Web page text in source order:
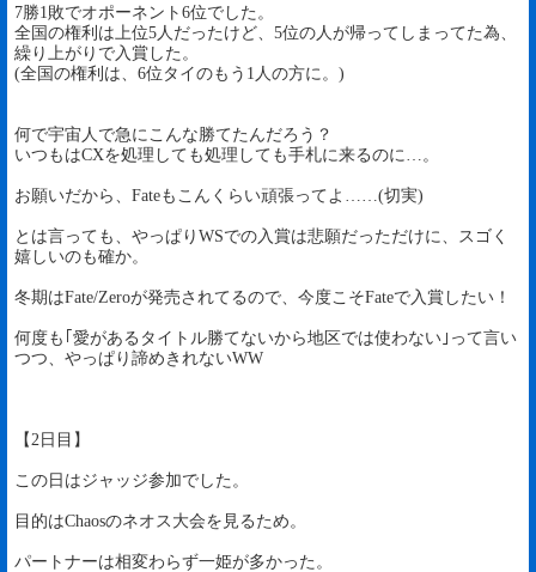
7勝1敗でオポーネント6位でした。
全国の権利は上位5人だったけど、5位の人が帰ってしまってた為、
繰り上がりで入賞した。
(全国の権利は、6位タイのもう1人の方に。)
何で宇宙人で急にこんな勝てたんだろう？
いつもはCXを処理しても処理しても手札に来るのに…。
お願いだから、Fateもこんくらい頑張ってよ……(切実)
とは言っても、やっぱりWSでの入賞は悲願だっただけに、スゴく
嬉しいのも確か。
冬期はFate/Zeroが発売されてるので、今度こそFateで入賞したい！
何度も｢愛があるタイトル勝てないから地区では使わない｣って言い
つつ、やっぱり諦めきれないWW
【2日目】
この日はジャッジ参加でした。
目的はChaosのネオス大会を見るため。
パートナーは相変わらず一姫が多かった。